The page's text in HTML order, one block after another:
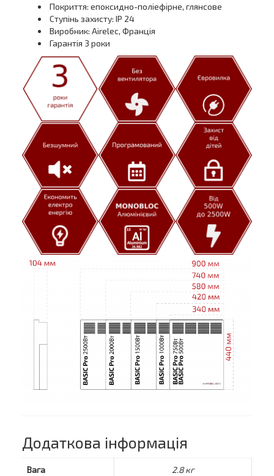
Покриття: епоксидно-поліефірне, глянсове
Ступінь захисту: IP 24
Виробник: Airelec, Франція
Гарантія 3 роки
Додаткова інформація
Вага 2.8 кг